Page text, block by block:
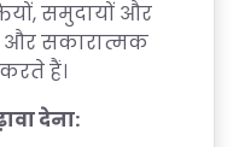
समुदायों और
और सकारात्मक
हैं।
देना: